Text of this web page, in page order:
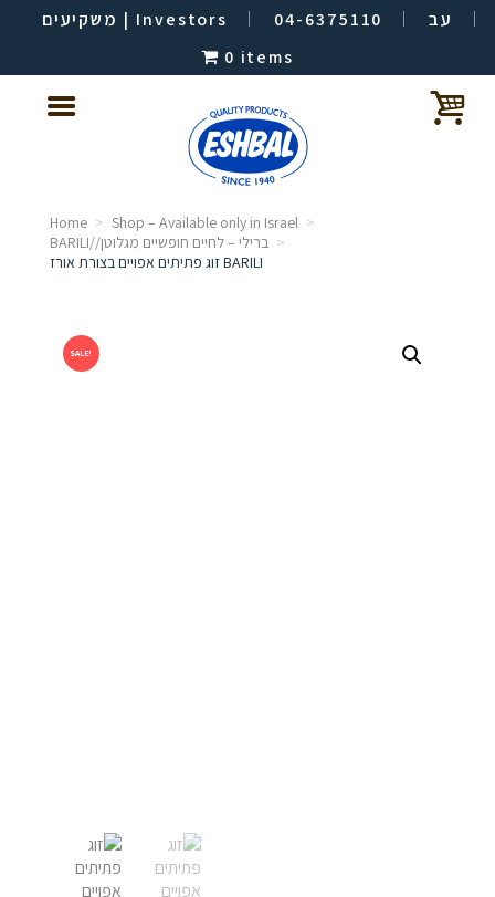
משקיעים | Investors 04-6375110
עב
0 items
Home
Shop – Available only in Israel
BARILI//ברילי – לחיים חופשיים מגלוטן
זוג פתיתים אפויים בצורת אורז BARILI
SALE!